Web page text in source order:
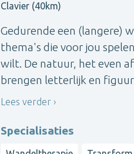
Clavier (40km)
Gedurende een (langere)
thema's die voor jou
wilt. De natuur, het even
brengen letterlijk en
Lees verder
Specialisaties